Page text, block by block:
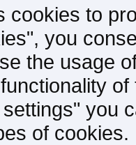
cookies to
you
the usage
you
of cookies.